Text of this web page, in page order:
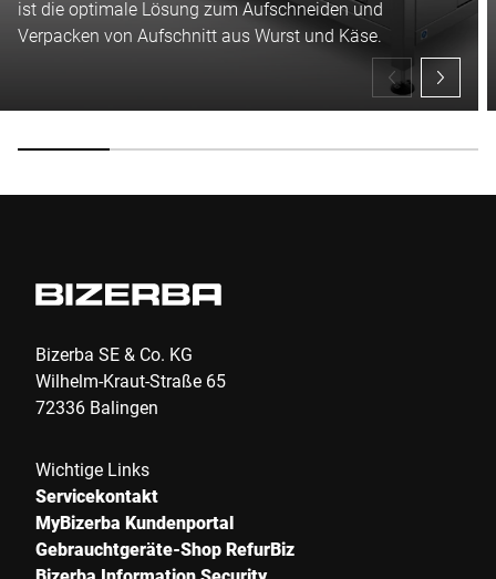
ist die optimale Lösung zum Aufschneiden und
Verpacken von Aufschnitt aus Wurst und Käse.
Bizerba SE & Co. KG
Wilhelm-Kraut-Straße 65
72336 Balingen
Wichtige Links
Servicekontakt
MyBizerba Kundenportal
Gebrauchtgeräte-Shop RefurBiz